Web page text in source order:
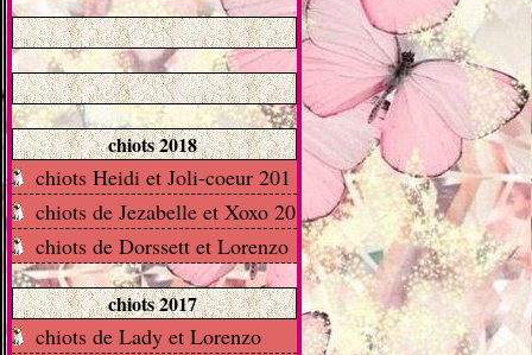
chiots 2018
chiots Heidi et Joli-coeur 201
chiots de Jezabelle et Xoxo 20
chiots de Dorssett et Lorenzo
chiots 2017
chiots de Lady et Lorenzo